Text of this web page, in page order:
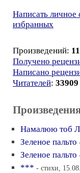
Написать личное
избранных
Произведений:
Получено
Написано
Читателей: 33909
Намалюю тоб
Зеленое пальто
Зеленое пальто
*** - стихи,